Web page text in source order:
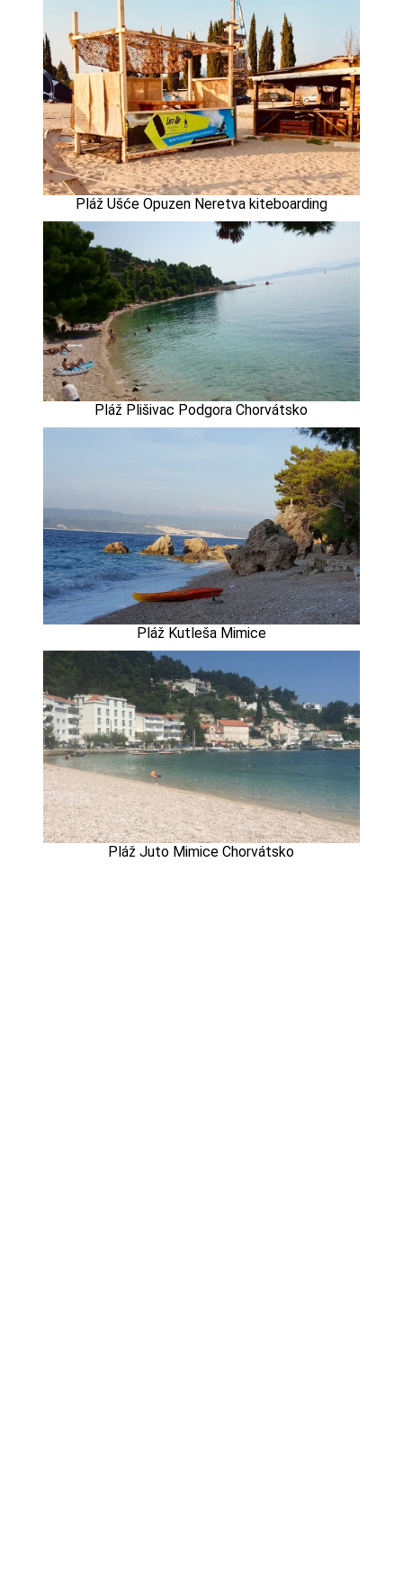
Pláž Ušće Opuzen Neretva kiteboarding
Pláž Plišivac Podgora Chorvátsko
Pláž Kutleša Mimice
Pláž Juto Mimice Chorvátsko